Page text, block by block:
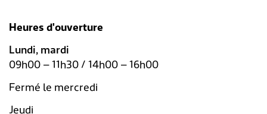
Heures d'ouverture
Lundi, mardi
09h00 – 11h30 / 14h00 – 16h00
Fermé le mercredi
Jeudi